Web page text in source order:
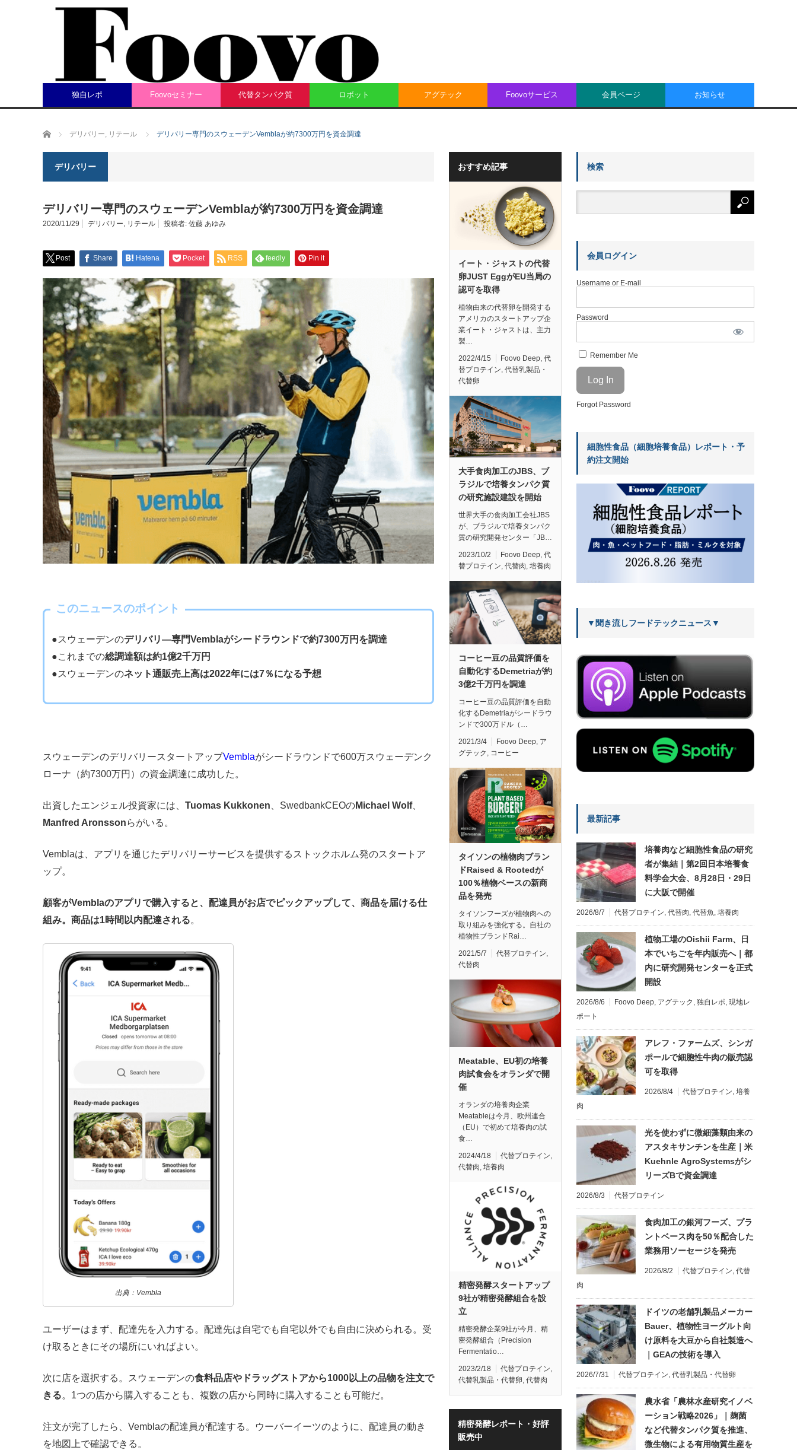
独自レポ Foovoセミナー 代替タンパク質 ロボット アグテック Foovoサービス 会員ページ お知らせ
ホーム デリバリー, リテール デリバリー専門のスウェーデンVemblaが約7300万円を資金調達
デリバリー
デリバリー専門のスウェーデンVemblaが約7300万円を資金調達
2020/11/29 デリバリー, リテール 投稿者: 佐藤 あゆみ
Post Share Hatena Pocket RSS feedly Pin it
このニュースのポイント
●スウェーデンのデリバリ―専門Vemblaがシードラウンドで約7300万円を調達
●これまでの総調達額は約1億2千万円
●スウェーデンのネット通販売上高は2022年には7％になる予想
スウェーデンのデリバリースタートアップVemblaがシードラウンドで600万スウェーデンク
ローナ（約7300万円）の資金調達に成功した。
出資したエンジェル投資家には、 Tuomas Kukkonen 、SwedbankCEOのMichael Wolf、
Manfred Aronssonらがいる。
Vemblaは、アプリを通じたデリバリーサービスを提供するストックホルム発のスタートア
ップ。
顧客がVemblaのアプリで購入すると、配達員がお店でピックアップして、商品を届ける仕
組み。商品は1時間以内配達される。
出典：Vembla
ユーザーはまず、配達先を入力する。配達先は自宅でも自宅以外でも自由に決められる。受
け取るときにその場所にいればよい。
次に店を選択する。スウェーデンの食料品店やドラッグストアから1000以上の品物を注文で
きる。1つの店から購入することも、複数の店から同時に購入することも可能だ。
注文が完了したら、Vemblaの配達員が配達する。ウーバーイーツのように、配達員の動き
を地図上で確認できる。
おすすめ記事
イート・ジャストの代替
卵JUST EggがEU当局の
認可を取得
植物由来の代替卵を開発する
アメリカのスタートアップ企
業イート・ジャストは、主力
製…
2022/4/15 Foovo Deep, 代
替プロテイン, 代替乳製品・
代替卵
大手食肉加工のJBS、ブ
ラジルで培養タンパク質
の研究施設建設を開始
世界大手の食肉加工会社JBS
が、ブラジルで培養タンパク
質の研究開発センター「JB…
2023/10/2 Foovo Deep, 代
替プロテイン, 代替肉, 培養肉
コーヒー豆の品質評価を
自動化するDemetriaが約
3億2千万円を調達
コーヒー豆の品質評価を自動
化するDemetriaがシードラウ
ンドで300万ドル（…
2021/3/4 Foovo Deep, ア
グテック , コーヒー
タイソンの植物肉ブラン
ドRaised & Rootedが
100％植物ベースの新商
品を発売
タイソンフーズが植物肉への
取り組みを強化する。自社の
植物性ブランドRai…
2021/5/7 代替プロテイン,
代替肉
Meatable、EU初の培養
肉試食会をオランダで開
催
オランダの培養肉企業
Meatableは今月、欧州連合
（EU）で初めて培養肉の試
食…
2024/4/18 代替プロテイン,
代替肉, 培養肉
精密発酵スタートアップ
9社が精密発酵組合を設
立
精密発酵企業9社が今月、精
密発酵組合（Precision
Fermentatio…
2023/2/18 代替プロテイン
代替乳製品・代替卵 代替肉
精密発酵レポート・好評
販売中
検索
会員ログイン
Username or E-mail
Password
Remember Me
Forgot Password
細胞性食品（細胞培養食品）レポート・予
約注文開始
▼聞き流しフードテックニュース▼
最新記事
培養肉など細胞性食品の研究
者が集結｜第2回日本培養食
料学会大会、8月28日・29日
に大阪で開催
2026/8/7 代替プロテイン 代替肉 代替魚 培養肉
植物工場のOishii Farm、日
本でいちごを年内販売へ｜都
内に研究開発センターを正式
開設
2026/8/6 Foovo Deep アグテック 独自レポ 現地レ
ポート
アレフ・ファームズ、シンガ
ポールで細胞性牛肉の販売認
可を取得
2026/8/4 代替プロテイン 培養
肉
光を使わずに微細藻類由来の
アスタキサンチンを生産｜米
Kuehnle AgroSystemsがシ
リーズBで資金調達
2026/8/3 代替プロテイン
食肉加工の銀河フーズ、プラ
ントベース肉を50％配合した
業務用ソーセージを発売
2026/8/2 代替プロテイン 代替
肉
ドイツの老舗乳製品メーカー
Bauer、植物性ヨーグルト向
け原料を大豆から自社製造へ
｜GEAの技術を導入
2026/7/31 代替プロテイン 代替乳製品・代替卵
農水省「農林水産研究イノベ
ーション戦略2026」｜麹菌
など代替タンパク質を推進、
微生物による有用物質生産を